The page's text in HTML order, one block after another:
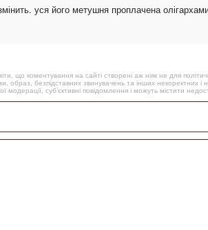
уся його метушня проплачена
що коментування на сайті створені аж ніяк не для
образ, безпідставних звинувачень та інших некоректних і
суб’єктивні повідомлення і можуть містити